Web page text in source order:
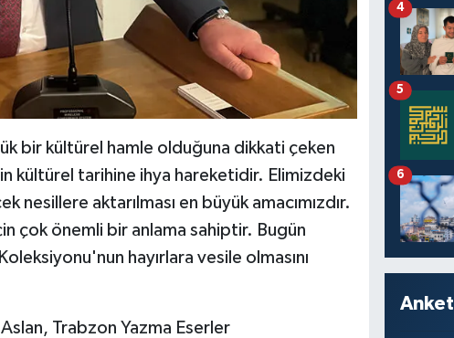
bir kültürel hamle olduğuna dikkati çeken
kültürel tarihine ihya hareketidir. Elimizdeki
nesillere aktarılması en büyük amacımızdır.
çok önemli bir anlama sahiptir. Bugün
hayırlara vesile olmasını
Trabzon Yazma Eserler
4
5
6
Anket